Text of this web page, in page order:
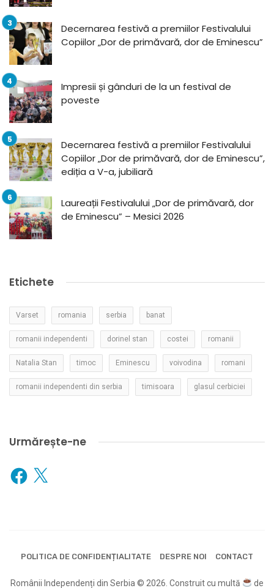
Decernarea festivă a premiilor Festivalului
Copiilor „Dor de primăvară, dor de Eminescu”
Impresii și gânduri de la un festival de
poveste
Decernarea festivă a premiilor Festivalului
Copiilor „Dor de primăvară, dor de Eminescu”,
ediția a V-a, jubiliară
Laureații Festivalului „Dor de primăvară, dor
de Eminescu” – Mesici 2026
Etichete
Varset romania serbia banat
romanii independenti dorinel stan costei romanii
Natalia Stan timoc Eminescu voivodina romani
romanii independenti din serbia timisoara glasul cerbiciei
Urmărește-ne
Facebook
X
POLITICA DE CONFIDENȚIALITATE DESPRE NOI CONTACT
Românii Independenți din Serbia © 2026. Construit cu multă de